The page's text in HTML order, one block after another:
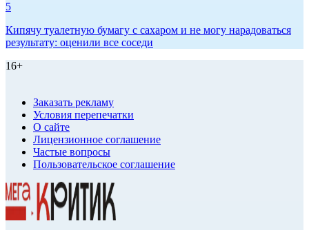
5
Кипячу туалетную бумагу с сахаром и не могу нарадоваться
результату: оценили все соседи
16+
Заказать рекламу
Условия перепечатки
О сайте
Лицензионное соглашение
Частые вопросы
Пользовательское соглашение